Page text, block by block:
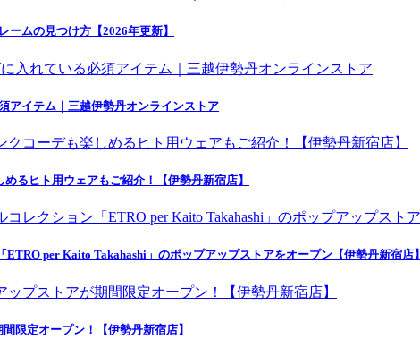
ムの見つけ方【2026年更新】
アイテム｜三越伊勢丹オンラインストア
るヒト用ウェアもご紹介！【伊勢丹新宿店】
per Kaito Takahashi」のポップアップストアをオープン【伊勢丹新宿店】
限定オープン！【伊勢丹新宿店】